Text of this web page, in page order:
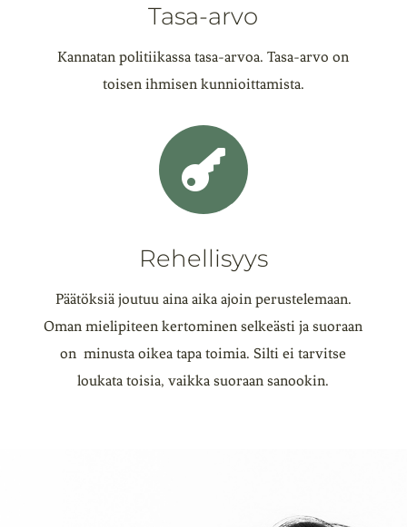
Tasa-arvo
Kannatan politiikassa tasa-arvoa. Tasa-arvo on
toisen ihmisen kunnioittamista.

Rehellisyys
Päätöksiä joutuu aina aika ajoin perustelemaan.
Oman mielipiteen kertominen selkeästi ja suoraan
on minusta oikea tapa toimia. Silti ei tarvitse
loukata toisia, vaikka suoraan sanookin.